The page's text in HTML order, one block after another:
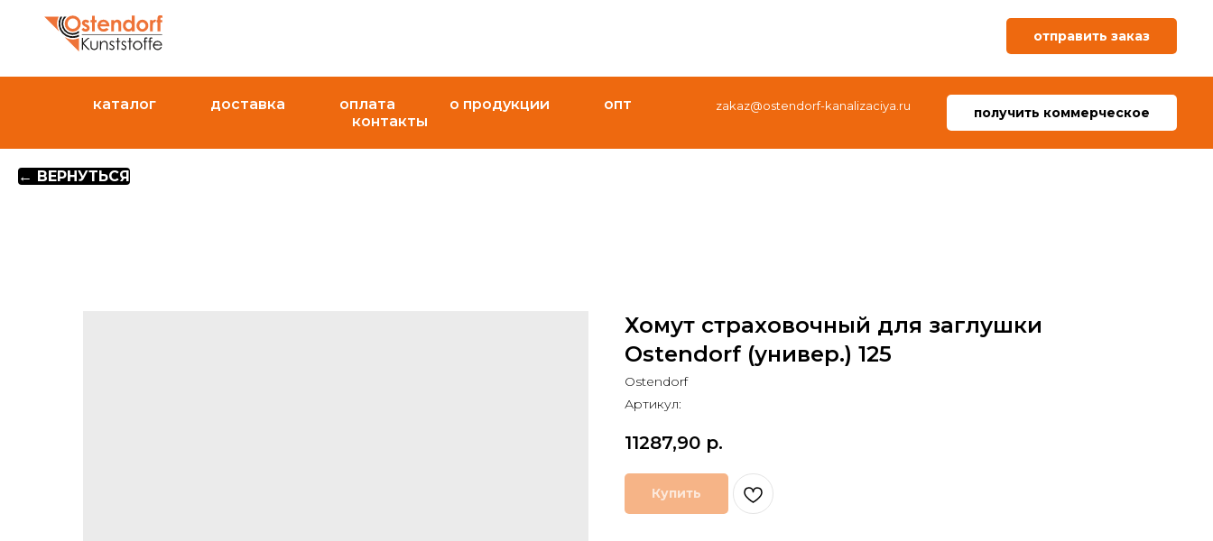
отправить заказ
каталог доставка оплата о продукции
опт
контакты
zakaz@ostendorf-kanalizaciya.ru получить коммерческое
← ВЕРНУТЬСЯ
Хомут страховочный для заглушки
Ostendorf (универ.) 125
Ostendorf
Артикул:
11287,90 р.
Купить